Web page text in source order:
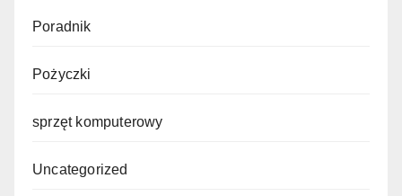
Poradnik
Pożyczki
sprzęt komputerowy
Uncategorized